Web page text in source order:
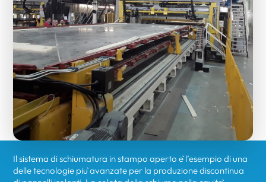
Il sistema di schiumatura in stampo aperto è l’esempio di una
delle tecnologie più avanzate per la produzione discontinua